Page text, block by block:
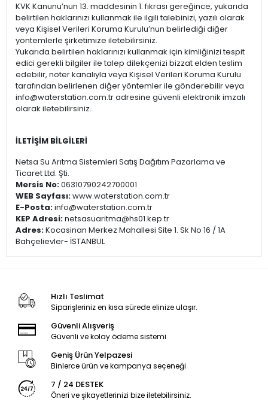
KVK Kanunu’nun 13. maddesinin 1. fıkrası gereğince, yukarıda
belirtilen haklarınızı kullanmak ile ilgili talebinizi, yazılı olarak
veya Kişisel Verileri Koruma Kurulu’nun belirlediği diğer
yöntemlerle şirketimize iletebilirsiniz.
Yukarıda belirtilen haklarınızı kullanmak için kimliğinizi tespit
edici gerekli bilgiler ile talep dilekçenizi bizzat elden teslim
edebilir, noter kanalıyla veya Kişisel Verileri Koruma Kurulu
tarafından belirlenen diğer yöntemler ile gönderebilir veya
info@waterstation.com.tradresine güvenli elektronik imzalı
olarak iletebilirsiniz.
İLETİŞİM BİLGİLERİ
Netsa Su Arıtma Sistemleri Satış Dağıtım Pazarlama ve
Ticaret Ltd. Şti.
Mersis No:06310790242700001
WEB Sayfası:www.waterstation.com.tr
E-Posta:info@waterstation.com.tr
KEP Adresi:netsasuaritma@hs01.kep.tr
Adres:Kocasinan Merkez Mahallesi Site 1. Sk No 16 / 1A
Bahçelievler- İSTANBUL
Hızlı Teslimat
Siparişleriniz en kısa sürede elinize ulaşır.
Güvenli Alışveriş
Güvenli ve kolay ödeme sistemi
Geniş Ürün Yelpazesi
Binlerce ürün ve kampanya seçeneği
7 / 24 DESTEK
Öneri ve şikayetlerinizi bize iletebilirsiniz.